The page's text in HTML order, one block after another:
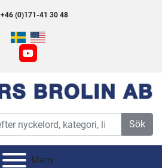
+46 (0)171-41 30 48
youtube
Sök
Meny